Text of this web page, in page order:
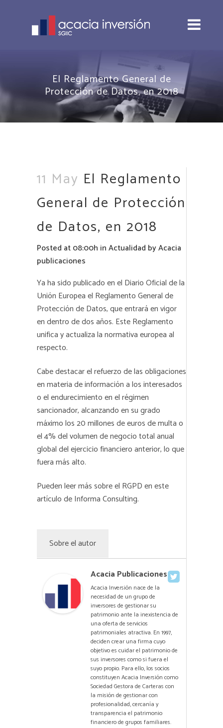
El Reglamento General de
Protección de Datos, en 2018
11 May El Reglamento
General de Protección
de Datos, en 2018
Posted at 08:00h inActualidad byAcacia
publicaciones
Ya ha sido publicado en el Diario Oficial de la
Unión Europea el Reglamento General de
Protección de Datos, que entrará en vigor
en dentro de dos años. Este Reglamento
unifica y actualiza la normativa europea al
respecto.
Cabe destacar el refuerzo de las obligaciones
en materia de información a los interesados
o el endurecimiento en el régimen
sancionador, alcanzando en su grado
máximo los 20 millones de euros de multa o
el 4% del volumen de negocio total anual
global del ejercicio financiero anterior, lo que
fuera más alto.
Pueden leer más sobre el RGPDen este
artículo de Informa Consulting.
Sobre el autor
Acacia Publicaciones
Acacia Inversión nace de la
necesidad de un grupo de
inversores de gestionar su
patrimonio ante la inexistencia de
una oferta de servicios
patrimoniales atractiva. En 1997,
deciden crear una firma cuyo
objetivo es cuidar el patrimonio de
sus inversores como si fuera el
suyo propio. Para ello, los socios
constituyen Acacia Inversión como
Sociedad Gestora de Carteras con
la misión de gestionar con
profesionalidad, cercanía y
transparencia el patrimonio
financiero de grupos familiares.